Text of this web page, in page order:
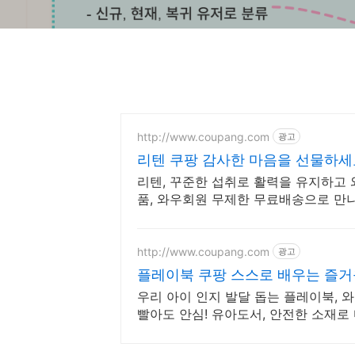
http://www.coupang.com 광고
리텐 쿠팡 감사한 마음을 선물하
리텐, 꾸준한 섭취로 활력을 유지하고
품, 와우회원 무제한 무료배송으로 만
http://www.coupang.com 광고
플레이북 쿠팡 스스로 배우는 즐
우리 아이 인지 발달 돕는 플레이북,
빨아도 안심! 유아도서, 안전한 소재로